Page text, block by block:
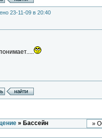
23-11-09 в 20:40
» Бассейн